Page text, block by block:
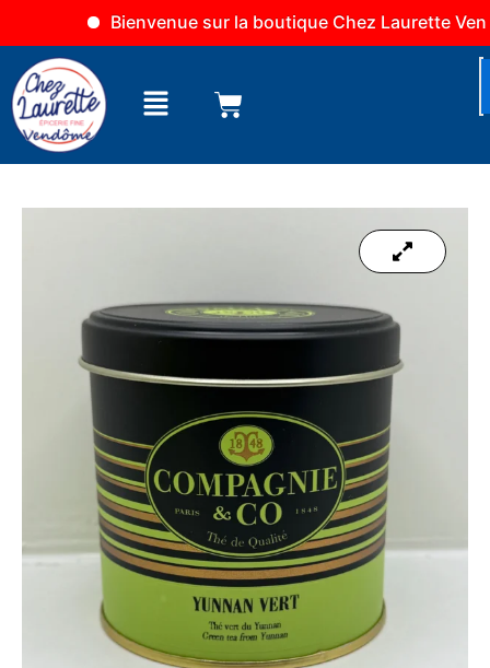
Bienvenue sur la boutique Chez Laurette
contenu
Menu